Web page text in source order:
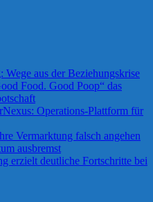
Wege aus der Beziehungskrise
Food. Good Poop“ das
Operations-Plattform für
Vermarktung falsch angehen
ausbremst
erzielt deutliche Fortschritte bei